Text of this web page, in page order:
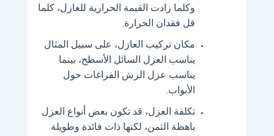
وكلما زادت القيمة الحرارية للعازل، كلما
قل فقدان الحرارة.
مكان تركيب العازل، على سبيل المثال
يناسب العزل السائل الأسطح، بينما
يناسب عزل الرش الفراغات حول
الأبواب.
تكلفة العزل، قد تكون بعض أنواع العزل
باهظة الثمن، لكنها ذات فائدة وطويلة